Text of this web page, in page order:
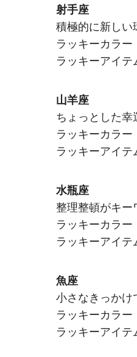
射手座
積極的に新しい
ラッキーカラー
ラッキーアイテ
山羊座
ちょっとした幸
ラッキーカラー
ラッキーアイテ
水瓶座
整理整頓がキー
ラッキーカラー
ラッキーアイテ
魚座
小さなきっかけ
ラッキーカラー
ラッキーアイテ